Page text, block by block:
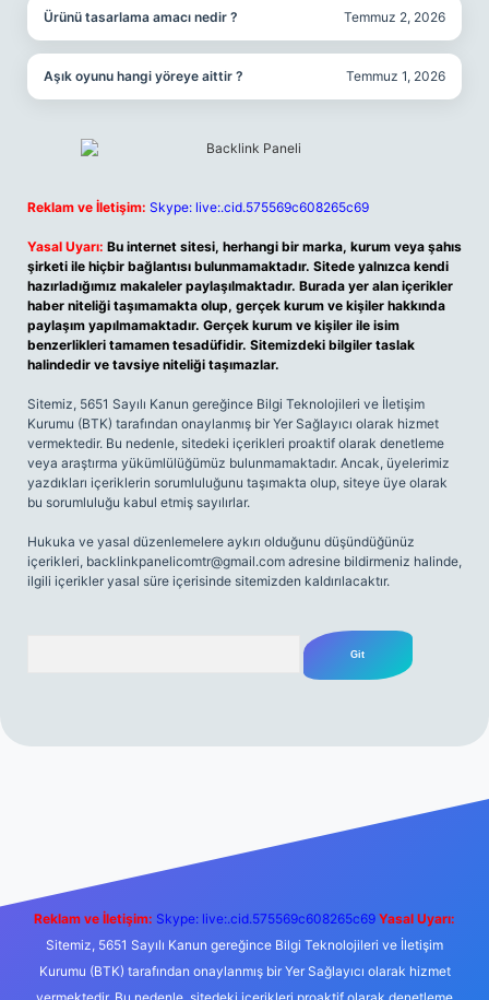
Ürünü tasarlama amacı nedir ? Temmuz 2, 2026
Aşık oyunu hangi yöreye aittir ? Temmuz 1, 2026
Reklam ve İletişim: Skype: live:.cid.575569c608265c69
Yasal Uyarı: Bu internet sitesi, herhangi bir marka, kurum veya şahıs
şirketi ile hiçbir bağlantısı bulunmamaktadır. Sitede yalnızca kendi
hazırladığımız makaleler paylaşılmaktadır. Burada yer alan içerikler
haber niteliği taşımamakta olup, gerçek kurum ve kişiler hakkında
paylaşım yapılmamaktadır. Gerçek kurum ve kişiler ile isim
benzerlikleri tamamen tesadüfidir. Sitemizdeki bilgiler taslak
halindedir ve tavsiye niteliği taşımazlar.
Sitemiz, 5651 Sayılı Kanun gereğince Bilgi Teknolojileri ve İletişim
Kurumu (BTK) tarafından onaylanmış bir Yer Sağlayıcı olarak hizmet
vermektedir. Bu nedenle, sitedeki içerikleri proaktif olarak denetleme
veya araştırma yükümlülüğümüz bulunmamaktadır. Ancak, üyelerimiz
yazdıkları içeriklerin sorumluluğunu taşımakta olup, siteye üye olarak
bu sorumluluğu kabul etmiş sayılırlar.
Hukuka ve yasal düzenlemelere aykırı olduğunu düşündüğünüz
içerikleri, backlinkpanelicomtr@gmail.com adresine bildirmeniz halinde,
ilgili içerikler yasal süre içerisinde sitemizden kaldırılacaktır.
m elexbet
Reklam ve İletişim: Skype: live:.cid.575569c608265c69 Yasal Uyarı:
Sitemiz, 5651 Sayılı Kanun gereğince Bilgi Teknolojileri ve İletişim
Kurumu (BTK) tarafından onaylanmış bir Yer Sağlayıcı olarak hizmet